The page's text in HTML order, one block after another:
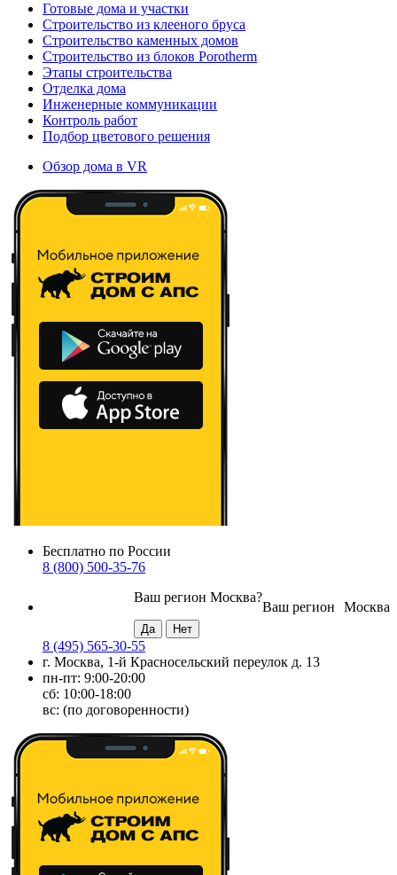
Готовые дома и участки
Строительство из клееного бруса
Строительство каменных домов
Строительство из блоков Porotherm
Этапы строительства
Отделка дома
Инженерные коммуникации
Контроль работ
Подбор цветового решения
Обзор дома в VR
Бесплатно по России
8 (800) 500-35-76
Москва
Ваш регион
Ваш регион Москва?
8 (495) 565-30-55
г. Москва, 1-й Красносельский переулок д. 13
пн-пт: 9:00-20:00
сб: 10:00-18:00
вс: (по договоренности)